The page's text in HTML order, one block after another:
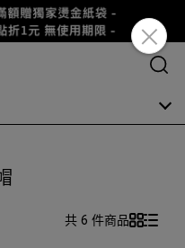
共 6 件商品